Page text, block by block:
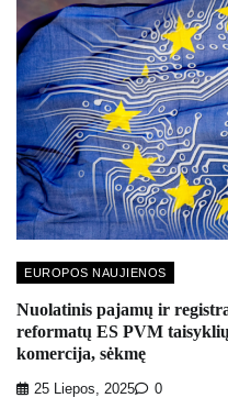
EUROPOS NAUJIENOS
Nuolatinis pajamų ir
reformatų ES PVM
komercija, sėkmę
25 Liepos, 2025 0